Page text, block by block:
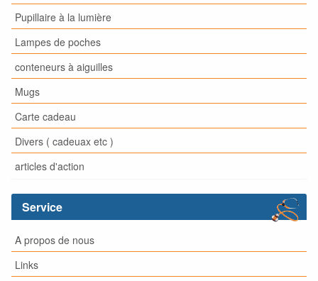
Pupillaire à la lumière
Lampes de poches
conteneurs à aiguilles
Mugs
Carte cadeau
Divers ( cadeuax etc )
articles d'action
Service
A propos de nous
Links